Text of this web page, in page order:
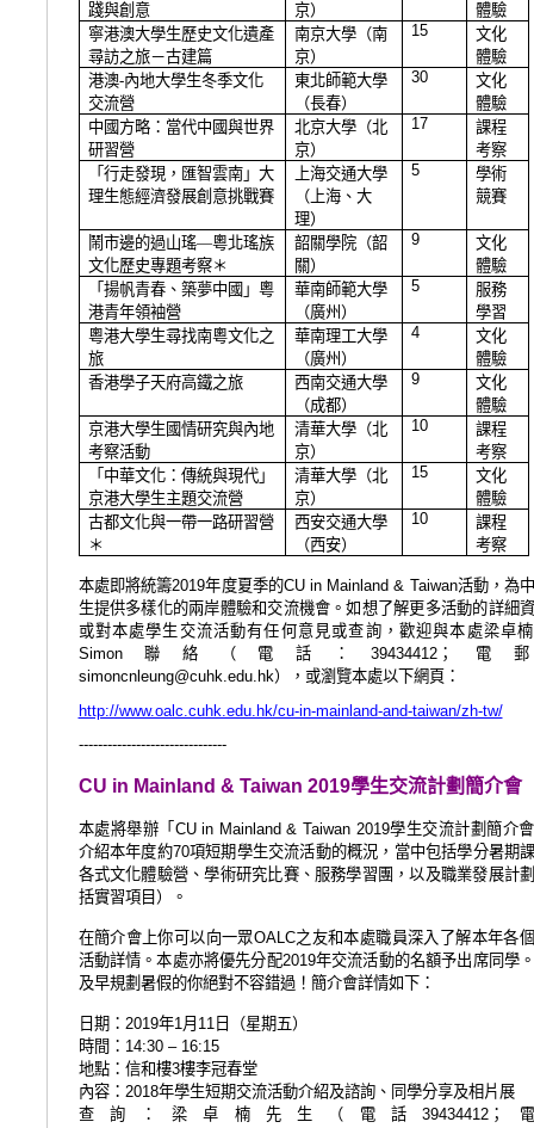
踐與創意
京）
體驗
寧港澳大學生歷史文化遺產
尋訪之旅－古建篇
南京大學（南
京）
15
文化
體驗
港澳-內地大學生冬季文化
交流營
東北師範大學
（長春）
30
文化
體驗
中國方略：當代中國與世界
研習營
北京大學（北
京）
17
課程
考察
「行走發現，匯智雲南」大
理生態經濟發展創意挑戰賽
上海交通大學
（上海、大
理）
5
學術
競賽
鬧市邊的過山瑤—粵北瑤族
文化歷史專題考察＊
韶關學院（韶
關）
9
文化
體驗
「揚帆青春、築夢中國」粵
港青年領袖營
華南師範大學
（廣州）
5
服務
學習
粵港大學生尋找南粵文化之
旅
華南理工大學
（廣州）
4
文化
體驗
香港學子天府高鐵之旅
西南交通大學
（成都）
9
文化
體驗
京港大學生國情研究與內地
考察活動
清華大學（北
京）
10
課程
考察
「中華文化：傳統與現代」
京港大學生主題交流營
清華大學（北
京）
15
文化
體驗
古都文化與一帶一路研習營
＊
西安交通大學
（西安）
10
課程
考察
本處即將統籌2019年度夏季的CU in Mainland & Taiwan活動，為
生提供多樣化的兩岸體驗和交流機會。如想了解更多活動的詳細
或對本處學生交流活動有任何意見或查詢，歡迎與本處梁卓
Simon聯絡 （電話：39434412 ；電
simoncnleung@cuhk.edu.hk），或瀏覽本處以下網頁：
http://www.oalc.cuhk.edu.hk/cu-in-mainland-and-taiwan/zh-tw/
-------------------------------
CU in Mainland & Taiwan 2019學生交流計劃簡介會
本處將舉辦「 CU in Mainland & Taiwan 2019學生交流計劃簡介
介紹本年度約70項短期學生交流活動的概況，當中包括學分暑期
各式文化體驗營、學術研究比賽、服務學習團，以及職業發展計
括實習項目）。
在簡介會上你可以向一眾OALC之友和本處職員深入了解本年各
活動詳情。本處亦將優先分配2019年交流活動的名額予出席同學
及早規劃暑假的你絕對不容錯過！簡介會詳情如下：
日期： 2019年1 月 11 日（星期五）
時間： 14:30 – 16:15
地點：信和樓3樓李冠春堂
內容： 2018年學生短期交流活動介紹及諮詢、同學分享及相片展
查詢：梁卓楠先生（電話39434412 ；